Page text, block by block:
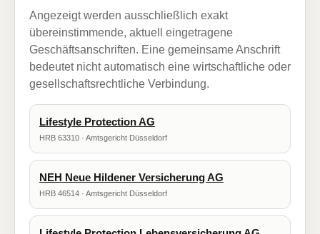
Angezeigt werden ausschließlich exakt
übereinstimmende, aktuell eingetragene
Geschäftsanschriften. Eine gemeinsame Anschrift
bedeutet nicht automatisch eine wirtschaftliche oder
gesellschaftsrechtliche Verbindung.
Lifestyle Protection AG
HRB 63310 · Amtsgericht Düsseldorf
NEH Neue Hildener Versicherung AG
HRB 46514 · Amtsgericht Düsseldorf